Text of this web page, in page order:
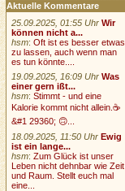
Aktuelle Kommentare
25.09.2025, 01:55 Uhr Wir
können nicht a...
hsm:Oft ist es besser etwas
zu lassen, auch wenn man
es tun könnte....
19.09.2025, 16:09 Uhr Was
einer gern ißt...
hsm:Stimmt - und eine
Kalorie kommt nicht allein.☕
&#1 29360; 🙃...
18.09.2025, 11:50 Uhr Ewig
ist ein lange...
hsm:Zum Glück ist unser
Leben nicht dehnbar wie Zeit
und Raum. Stellt euch mal
eine...